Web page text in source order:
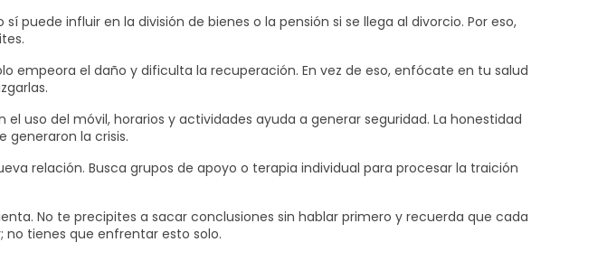
puede influir en la división de bienes o la pensión si se llega al divorcio. Por eso,
empeora el daño y dificulta la recuperación. En vez de eso, enfócate en tu salud
uso del móvil, horarios y actividades ayuda a generar seguridad. La honestidad
la crisis.
relación. Busca grupos de apoyo o terapia individual para procesar la traición
No te precipites a sacar conclusiones sin hablar primero y recuerda que cada
no tienes que enfrentar esto solo.